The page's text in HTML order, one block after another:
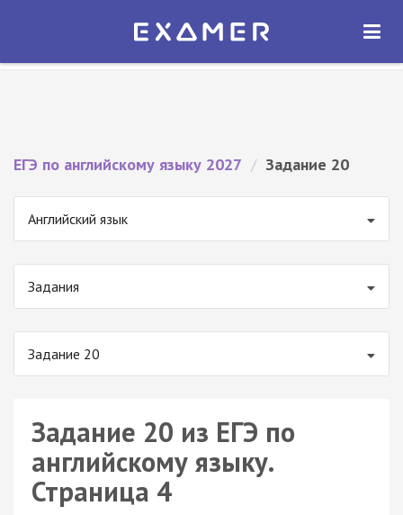
Экзамер — ЕГЭ 2027
ОТКРЫТЬ
ЕГЭ по английскому языку 2027 / Задание 20
Английский язык
Задания
Задание 20
Задание 20 из ЕГЭ по
английскому языку.
Страница 4